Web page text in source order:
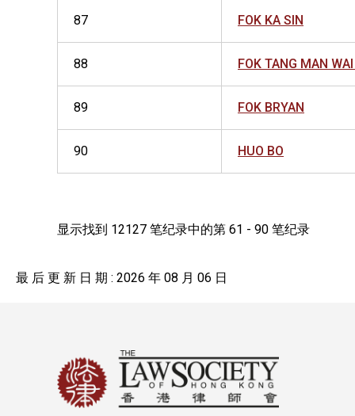
87 FOK KA SIN
88 FOK TANG MAN
89 FOK BRYAN
90 HUO BO
显示找到 12127 笔纪录中的第 61 - 90 笔纪录
最 后 更 新 日 期 : 2026 年 08 月 06 日